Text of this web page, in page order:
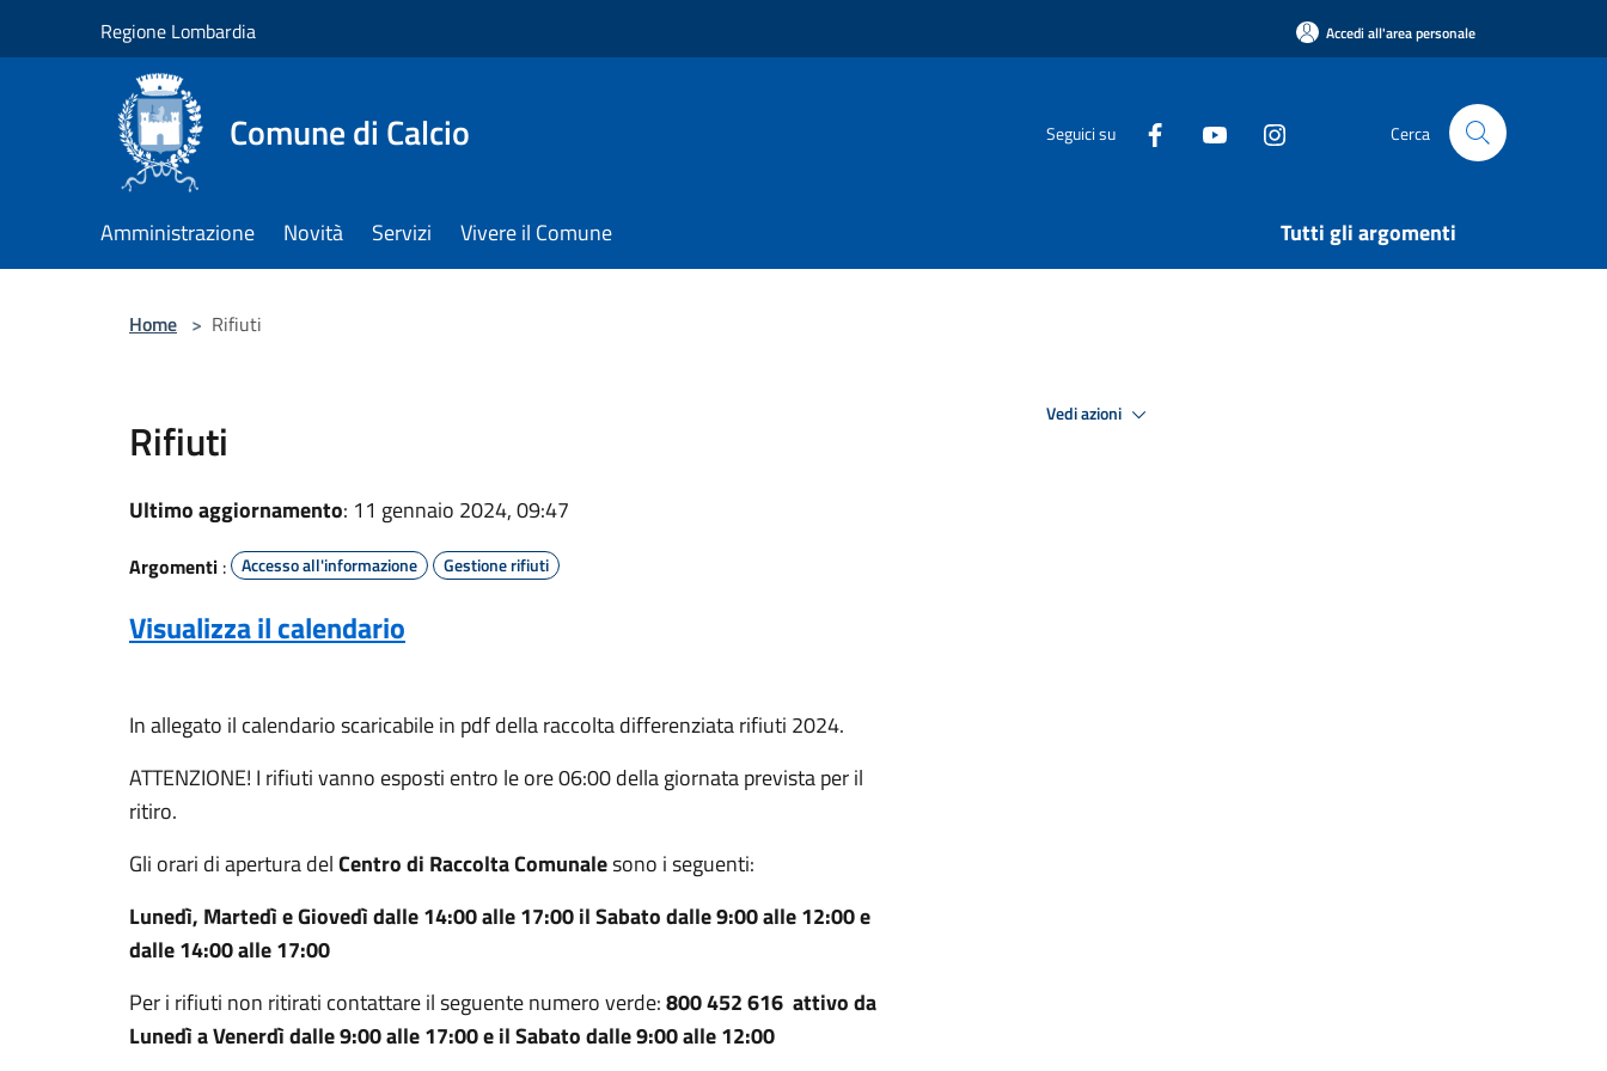
Regione Lombardia Accedi all'area personale
Comune di Calcio Seguici su Cerca
Amministrazione Novità Servizi Vivere il Comune Tutti gli argomenti
Home > Rifiuti
Rifiuti
Ultimo aggiornamento: 11 gennaio 2024, 09:47
Argomenti : Accesso all'informazione Gestione rifiuti
Visualizza il calendario
In allegato il calendario scaricabile in pdf della raccolta differenziata rifiuti 2024.
ATTENZIONE! I rifiuti vanno esposti entro le ore 06:00 della giornata prevista per il
ritiro.
Gli orari di apertura delCentro di Raccolta Comunalesono i seguenti:
Lunedì, Martedì e Giovedì dalle 14:00 alle 17:00 il Sabato dalle 9:00 alle 12:00 e
dalle 14:00 alle 17:00
Per i rifiuti non ritirati contattare il seguente numero verde:800 452 616 attivo da
Lunedì a Venerdì dalle 9:00 alle 17:00 e il Sabato dalle 9:00 alle 12:00
Vedi azioni